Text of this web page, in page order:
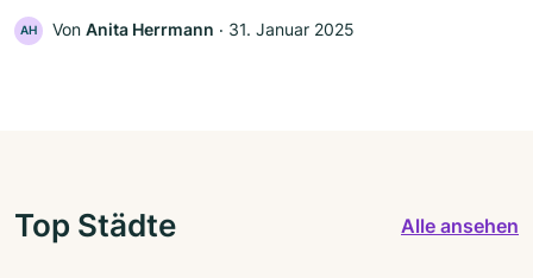
AH Von Anita Herrmann ‧ 31. Januar 2025
Top Städte Alle ansehen